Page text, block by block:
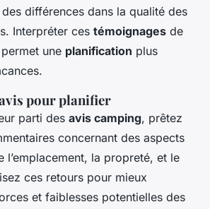
différences dans la qualité des
Interpréter ces témoignages de
une planification plus
pour planifier
parti des avis camping, prêtez
concernant des aspects
l’emplacement, la propreté, et le
ces retours pour mieux
et faiblesses potentielles des